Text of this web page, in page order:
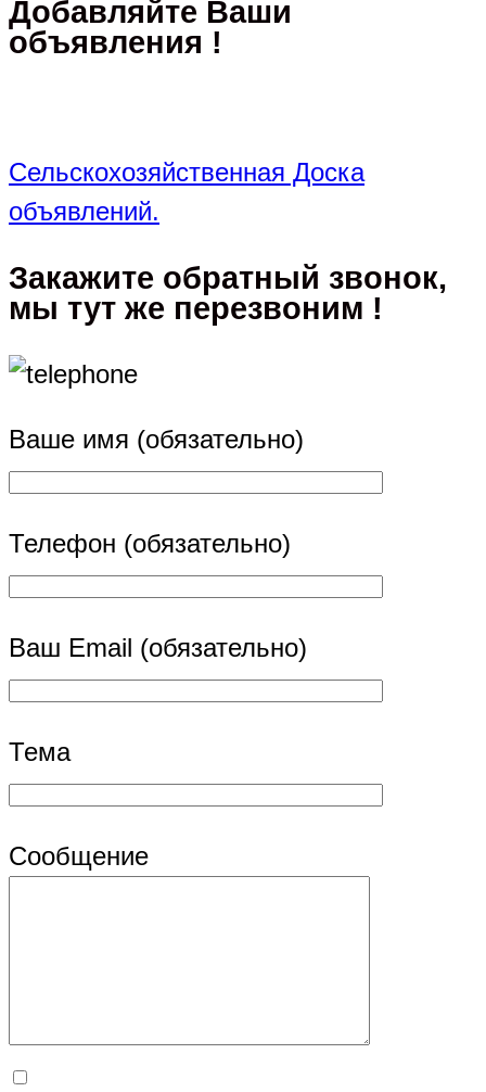
Добавляйте Ваши
объявления !
Сельскохозяйственная Доска
объявлений.
Закажите обратный звонок,
мы тут же перезвоним !
Ваше имя (обязательно)
Телефон (обязательно)
Ваш Email (обязательно)
Тема
Сообщение